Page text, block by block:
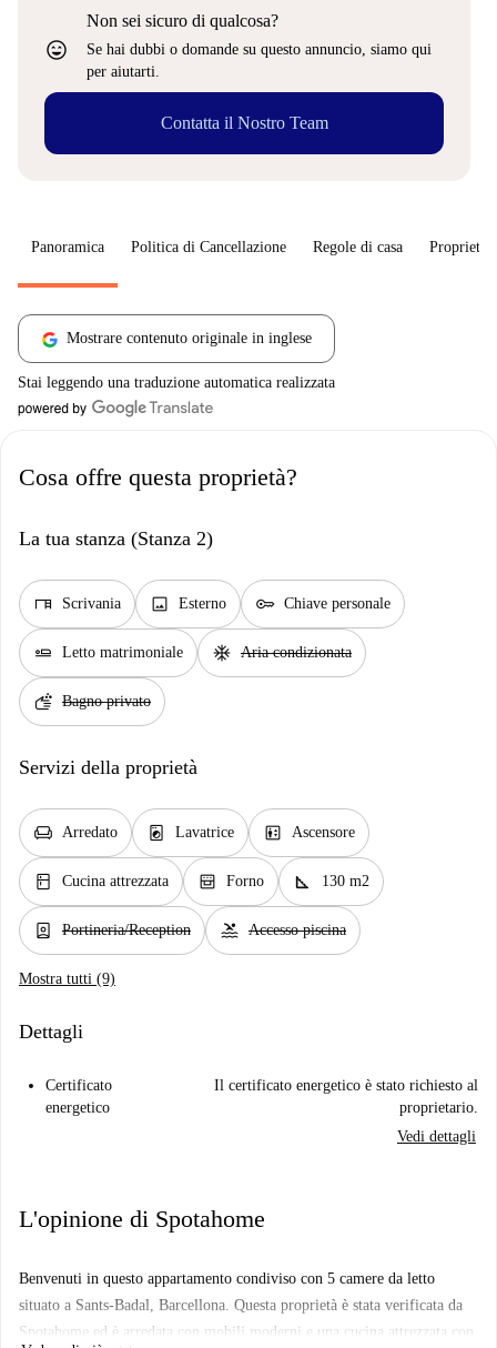
sentiment_very_satisfied
Non sei sicuro di qualcosa?
Se hai dubbi o domande su questo annuncio, siamo qui
per aiutarti.
Contatta il Nostro Team
Panoramica Politica di Cancellazione Regole di casa
Mostrare contenuto originale in inglese
Stai leggendo una traduzione automatica realizzata
Cosa offre questa proprietà?
La tua stanza (Stanza 2)
desk Scrivania image Esterno key Chiave personale
airline_seat_flat Letto matrimoniale ac_unit Aria condizionata
soap Bagno privato
Servizi della proprietà
chair Arredato local_laundry_service Lavatrice elevator Ascensore
kitchen Cucina attrezzata oven_gen Forno square_foot 130 m2
person_book Portineria/Reception pool Accesso piscina
Mostra tutti (9)
Dettagli
Certificato
energetico
Il certificato energetico è stato richiesto al
proprietario.
Vedi dettagli
L'opinione di Spotahome
Benvenuti in questo appartamento condiviso con 5 camere da letto
situato a Sants-Badal, Barcellona. Questa proprietà è stata verificata da
Spotahome ed è arredata con mobili moderni e una cucina attrezzata con